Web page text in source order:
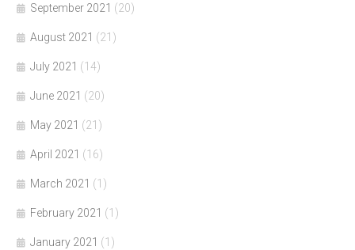
September 2021 (20)
August 2021 (21)
July 2021 (14)
June 2021 (20)
May 2021 (21)
April 2021 (16)
March 2021 (1)
February 2021 (1)
January 2021 (1)